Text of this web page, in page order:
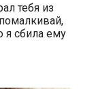
тебя из
я сбила ему